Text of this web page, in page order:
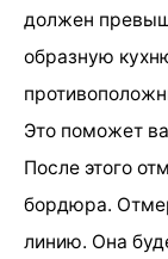
должен
образную
Это поможет
После этого
бордюра.
линию. Она